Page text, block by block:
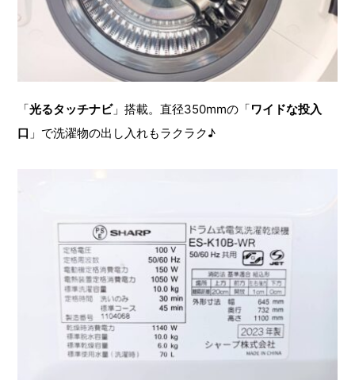
「光るタッチナビ」搭載。直径350mmの「ワイドな投入
口 」で洗濯物の出し入れもラクラク♪